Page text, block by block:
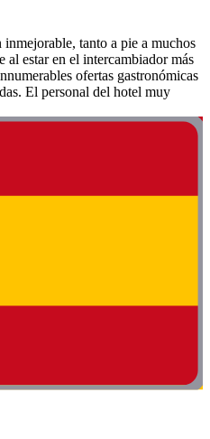
tanto a pie a muchos
al estar en el intercambiador más
ofertas gastronómicas
El personal del hotel muy